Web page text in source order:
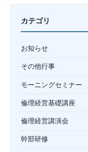
ンカテゴリ
お知らせ
その他行事
モーニングセミナー
倫理経営基礎講座
倫理経営講演会
幹部研修